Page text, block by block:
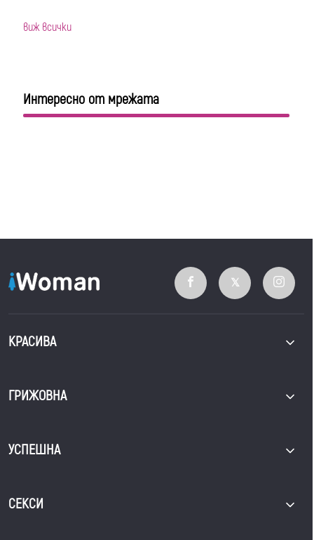
виж всички
Интересно от мрежата
КРАСИВА
ГРИЖОВНА
УСПЕШНА
СЕКСИ